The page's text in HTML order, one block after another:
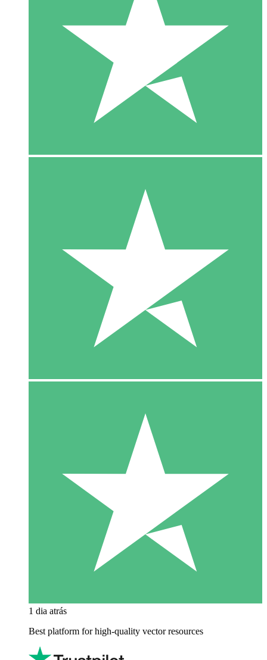
1 dia atrás
Best platform for high-quality vector resources